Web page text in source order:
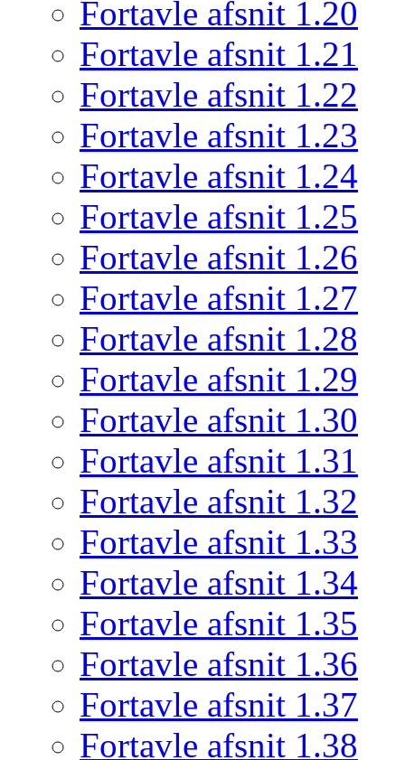
Fortavle afsnit 1.20
Fortavle afsnit 1.21
Fortavle afsnit 1.22
Fortavle afsnit 1.23
Fortavle afsnit 1.24
Fortavle afsnit 1.25
Fortavle afsnit 1.26
Fortavle afsnit 1.27
Fortavle afsnit 1.28
Fortavle afsnit 1.29
Fortavle afsnit 1.30
Fortavle afsnit 1.31
Fortavle afsnit 1.32
Fortavle afsnit 1.33
Fortavle afsnit 1.34
Fortavle afsnit 1.35
Fortavle afsnit 1.36
Fortavle afsnit 1.37
Fortavle afsnit 1.38